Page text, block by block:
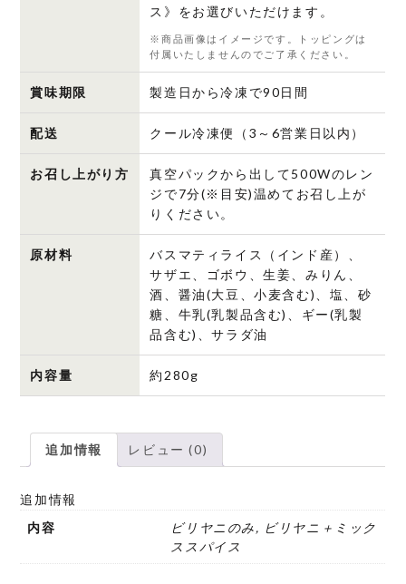
ス》をお選びいただけます。
※商品画像はイメージです。トッピングは
付属いたしませんのでご了承ください。
賞味期限 製造日から冷凍で90日間
配送 クール冷凍便（3～6営業日以内）
お召し上がり方
真空パックから出して500Wのレン
ジで7分(※目安)温めてお召し上が
りください。
原材料
バスマティライス（インド産）、
サザエ、ゴボウ、生姜、みりん、
酒、醤油(大豆、小麦含む)、塩、砂
糖、牛乳(乳製品含む)、ギー(乳製
品含む)、サラダ油
内容量 約280g
追加情報 レビュー (0)
追加情報
内容
ビリヤニのみ, ビリヤニ＋ミック
ススパイス